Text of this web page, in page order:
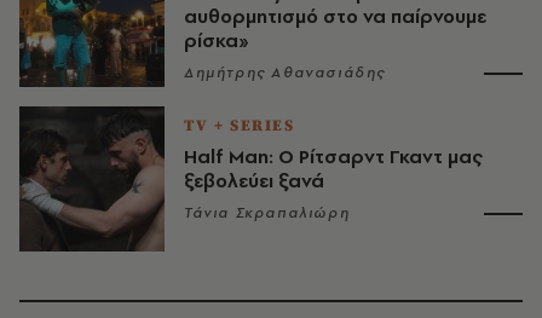
αυθορμητισμό στο να παίρνουμε
ρίσκα»
Δημήτρης Αθανασιάδης
TV + SERIES
Half Man: Ο Ρίτσαρντ Γκαντ μας
ξεβολεύει ξανά
Τάνια Σκραπαλιώρη